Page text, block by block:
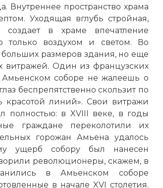
Внутреннее пространство храма
Уходящая вглубь стройная,
в храме впечатление
только воздухом и светом. Во
больших размеров здания, но еще
витражей. Один из французских
Амьенском соборе не жалеешь о
беспрепятственно скользит по
красотой линий». Свои витражи
полностью: в XVIII веке, в годы
граждане переколотили их
горожан Амьена удалось
ущерб собору был нанесен
революционеры, скажем, в
в Амьенском соборе
в начале XVI столетия.